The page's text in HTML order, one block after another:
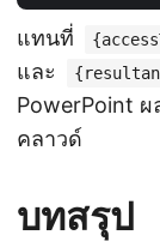
แทนที่
และ
PowerPoint
คลาวด์
บทสรุป